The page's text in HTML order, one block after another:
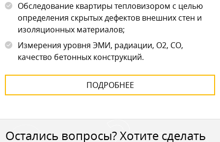
Обследование квартиры тепловизором с целью
определения скрытых дефектов внешних стен и
изоляционных материалов;
Измерения уровня ЭМИ, радиации, О2, СО,
качество бетонных конструкций.
ПОДРОБНЕЕ
Остались вопросы? Хотите сделать